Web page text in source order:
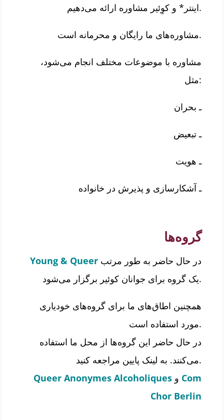
اینتر* و کوِئیر مشاوره ارائه می‌دهیم.
مشاوره‌های ما رایگان و محرمانه است.
مشاوره با موضوعات مختلف انجام می‌شود،
مثل:
ـ بحران
ـ تبعیض
ـ هویت
ـ آشکارسازی و پذیرش در خانواده
گروه‌ها
Young & Queer
یک گروه برای جوانان کوئیر برگزار می‌شود.
همچنین اطاق‌های ما برای گروه‌های خودیاری
مورد استفاده است.
در حال حاضر این گروه‌ها از محل ما استفاده
می‌کنند. به لینک پایین مراجعه کنید.
Queer Anonymes Alcoholiques
Com
Chor Berlin